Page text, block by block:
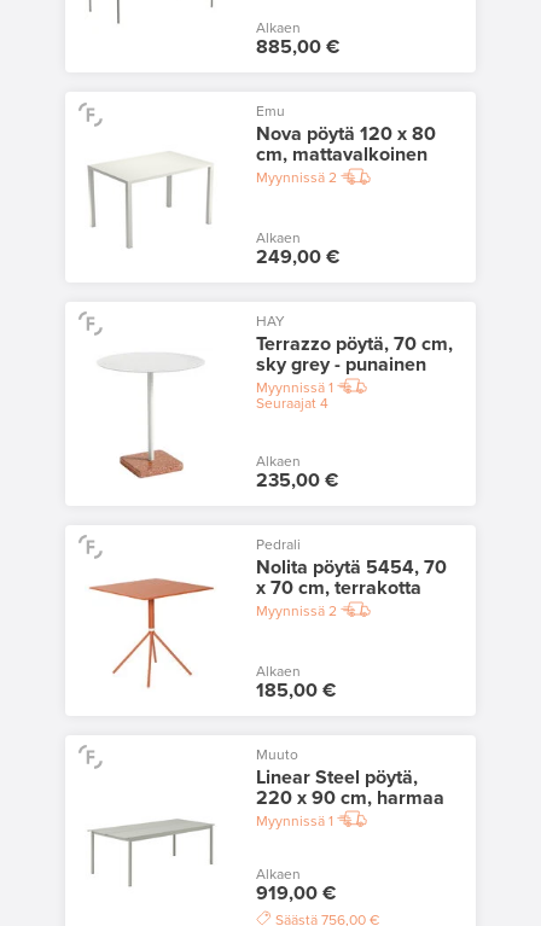
Alkaen
885,00 €
Emu
Nova pöytä 120 x 80
cm, mattavalkoinen
Myynnissä2
Alkaen
249,00 €
HAY
Terrazzo pöytä, 70 cm,
sky grey - punainen
Myynnissä1
Seuraajat4
Alkaen
235,00 €
Pedrali
Nolita pöytä 5454, 70
x 70 cm, terrakotta
Myynnissä2
Alkaen
185,00 €
Muuto
Linear Steel pöytä,
220 x 90 cm, harmaa
Myynnissä1
Alkaen
919,00 €
Säästä 756,00 €